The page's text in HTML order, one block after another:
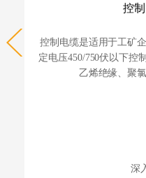
控
控制电缆是适用于工矿
定电压450/750伏以下控
乙烯绝缘、聚
深